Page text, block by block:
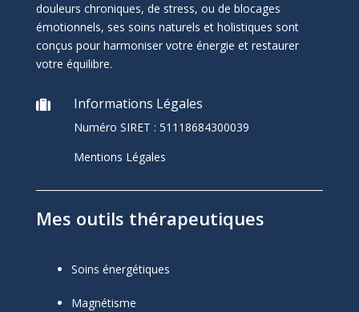
douleurs chroniques, de stress, ou de blocages
émotionnels, ses soins naturels et holistiques sont
conçus pour harmoniser votre énergie et restaurer
votre équilibre.
 Informations Légales
Numéro SIRET : 51118684300039
Mentions Légales
Mes outils thérapeutiques
Soins énergétiques
Magnétisme